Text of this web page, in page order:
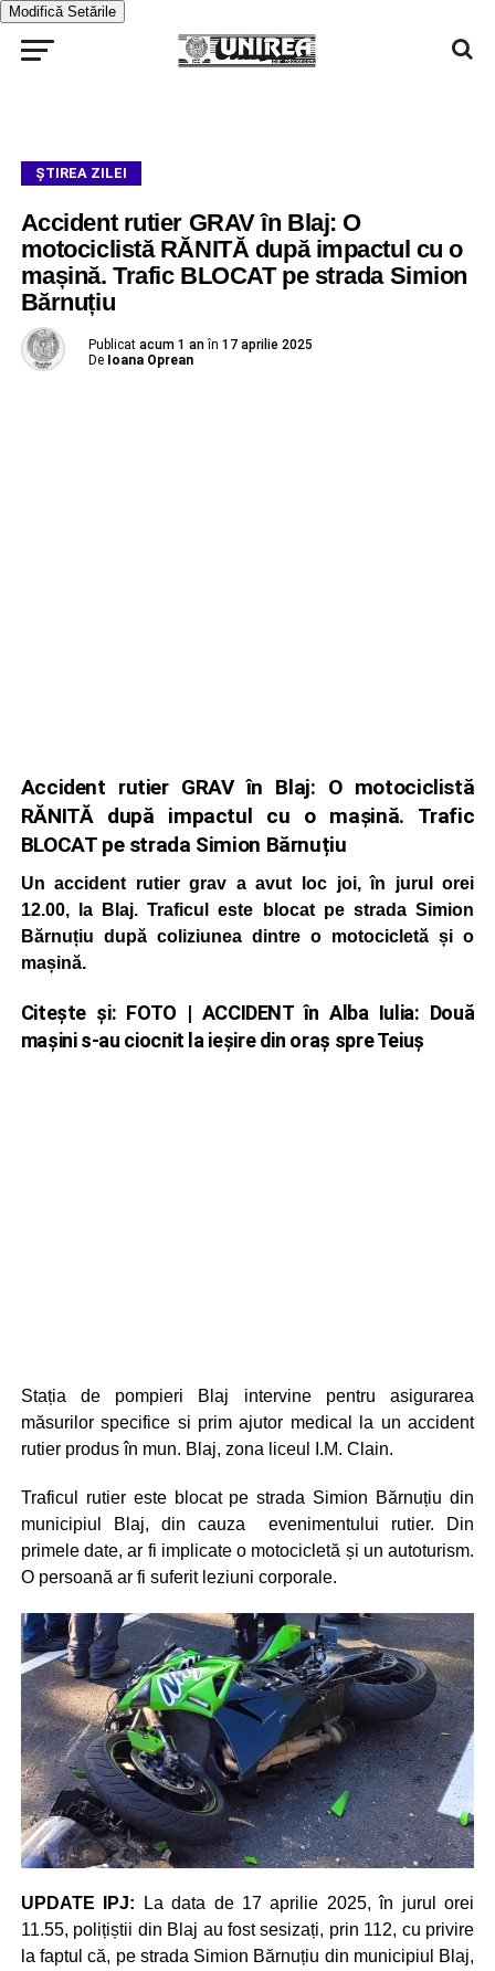
Modifică Setările
ŞTIREA ZILEI
Accident rutier GRAV în Blaj: O
motociclistă RĂNITĂ după impactul cu o
mașină. Trafic BLOCAT pe strada Simion
Bărnuțiu
Publicat acum 1 an în 17 aprilie 2025
De Ioana Oprean
Accident rutier GRAV în Blaj: O motociclistă
RĂNITĂ după impactul cu o mașină. Trafic
BLOCAT pe strada Simion Bărnuțiu
Un accident rutier grav a avut loc joi, în jurul orei
12.00, la Blaj. Traficul este blocat pe strada Simion
Bărnuțiu după coliziunea dintre o motocicletă și o
mașină.
Citește și: FOTO | ACCIDENT în Alba Iulia: Două
mașini s-au ciocnit la ieșire din oraș spre Teiuș
Stația de pompieri Blaj intervine pentru asigurarea
măsurilor specifice si prim ajutor medical la un accident
rutier produs în mun. Blaj, zona liceul I.M. Clain.
Traficul rutier este blocat pe strada Simion Bărnuțiu din
municipiul Blaj, din cauza evenimentului rutier. Din
primele date, ar fi implicate o motocicletă și un autoturism.
O persoană ar fi suferit leziuni corporale.
UPDATE IPJ: La data de 17 aprilie 2025, în jurul orei
11.55, polițiștii din Blaj au fost sesizați, prin 112, cu privire
la faptul că, pe strada Simion Bărnuțiu din municipiul Blaj,